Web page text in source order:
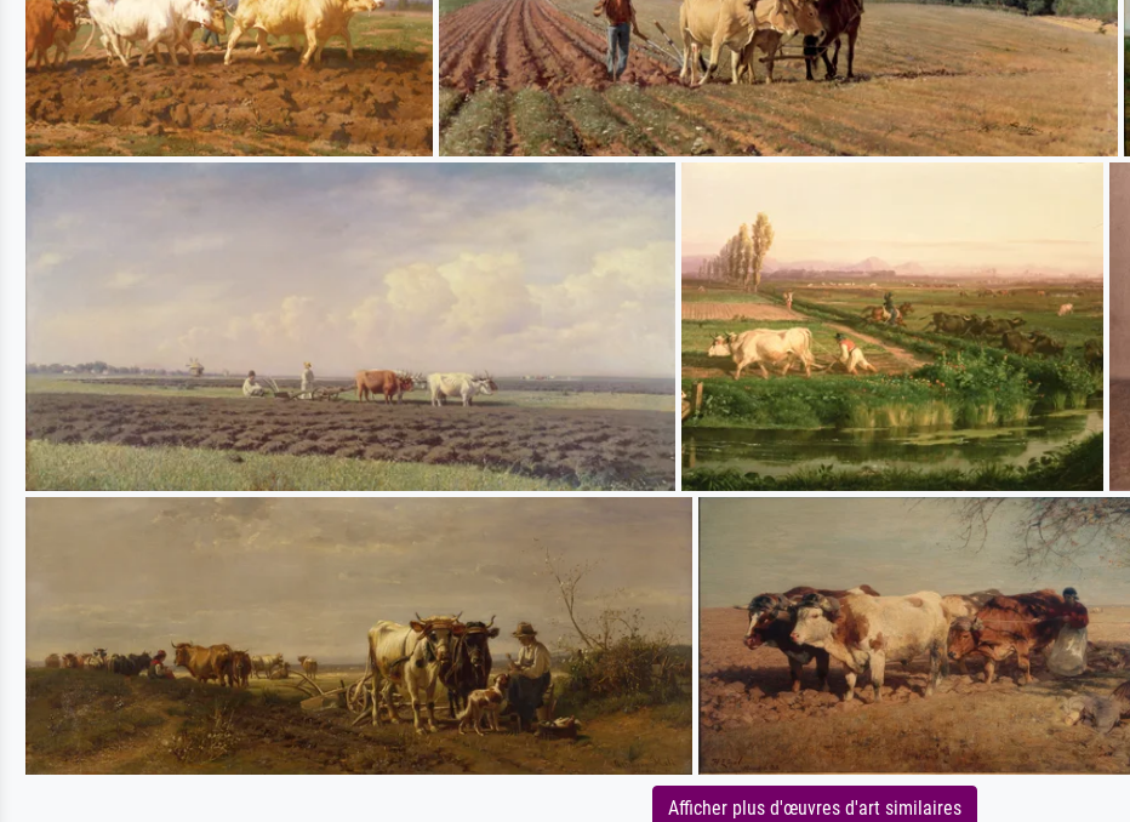
Afficher plus d'œuvres d'art similaires